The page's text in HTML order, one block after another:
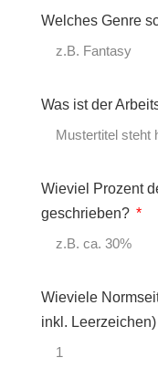
Welches Genre
Was ist der
Wieviel Prozent
geschrieben?
Wieviele
inkl.